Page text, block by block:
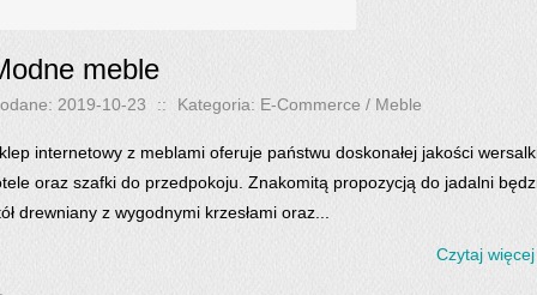
meble
2019-10-23 :: Kategoria: E-Commerce / Meble
internetowy z meblami oferuje państwu doskonałej jakości
oraz szafki do przedpokoju. Znakomitą propozycją do jadalni
drewniany z wygodnymi krzesłami oraz...
Czytaj